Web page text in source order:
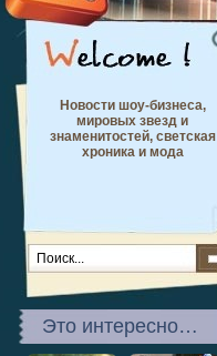
Новости шоу-бизнеса,
мировых звезд и
знаменитостей, светская
хроника и мода
Это интересно…